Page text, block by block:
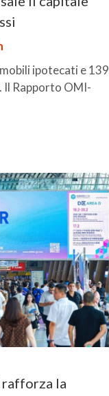
ipotecati e 139
Il Rapporto OMI-
rafforza la